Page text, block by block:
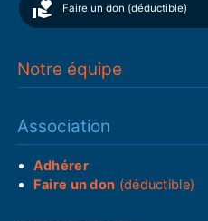
Faire un don (déductible)
Notre équipe
Association
Adhérer
Faire un don (déductible)